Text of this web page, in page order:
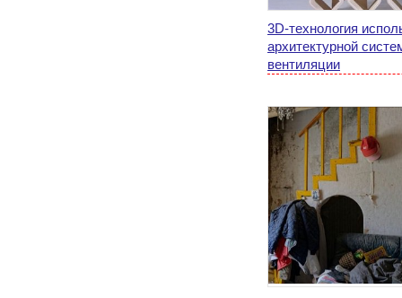
3D-технология
архитектурной
вентиляции